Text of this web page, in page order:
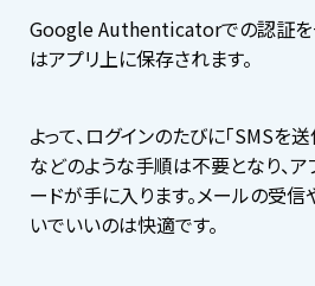
Google Authenticatorでの認証を
はアプリ上に保存されます。
よって、ログインのたびに「SMSを
などのような手順は不要となり、
ードが手に入ります。メールの受
いでいいのは快適です。